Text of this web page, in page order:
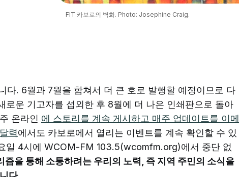
FIT 카보로의 벽화. Photo: Josephine Craig.
다. 6월과 7월을 합쳐서 더 큰 호로 발행할 예정이므로 다
로운 기고자를 섭외한 후 8월에 더 나은 인쇄판으로 돌아
온라인 에 스토리를 계속 게시하고 매주 업데이트를 이메
달력에서도 카보로에서 열리는 이벤트를 계속 확인할 수 있
일 4시에 WCOM-FM 103.5(wcomfm.org)에서 중단 없
즘을 통해 소통하려는 우리의 노력, 즉 지역 주민의 소식을